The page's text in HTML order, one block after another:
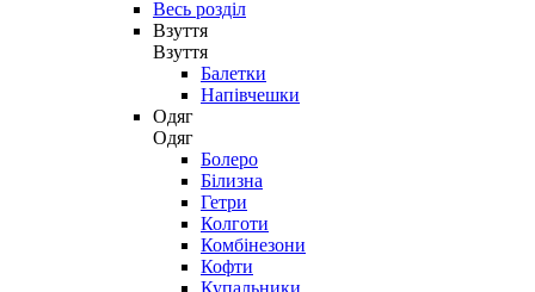
Весь розділ
Взуття
Взуття
Балетки
Напівчешки
Одяг
Одяг
Болеро
Білизна
Гетри
Колготи
Комбінезони
Кофти
Купальники